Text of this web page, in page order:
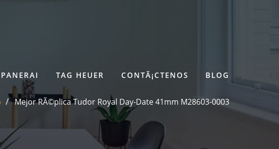
PANERAI TAG HEUER CONTÃ¡CTENOS BLOG
Mejor RÃ©plica Tudor Royal Day-Date 41mm M28603-0003